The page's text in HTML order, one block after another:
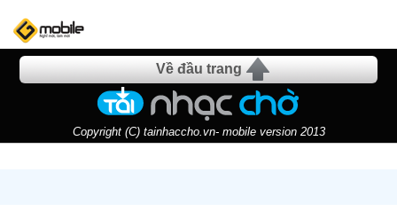
Về đầu trang
Copyright (C) tainhaccho.vn- mobile version 2013